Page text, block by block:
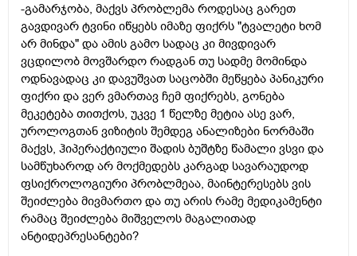
-გამარჯობა, მაქვს პრობლემა როდესაც გარეთ
გავდივარ ტვინი იწყებს იმაზე ფიქრს "ტვალეტი ხომ
არ მინდა" და ამის გამო სადაც კი მივდივარ
ვცდილობ მოვშარდო რადგან თუ სადმე მომინდა
ოდნავადაც კი დავუშვათ საცობში მეწყება პანიკური
ფიქრი და ვერ ვმართავ ჩემ ფიქრებს, გონება
მეკეტება თითქოს, უკვე 1 წელზე მეტია ასე ვარ,
უროლოგთან ვიზიტის შემდეგ ანალიზები ნორმაში
მაქვს, ჰიპერაქტიული შადის ბუშტზე წამალი ვსვი და
სამწუხაროდ არ მოქმედებს კარგად სავარაუდოდ
ფსიქროლოგიური პრობლმეაა, მაინტერესებს ვის
შეიძლება მივმართო და თუ არის რამე მედიკამენტი
რამაც შეიძლება მიშველოს მაგალითად
ანტიდეპრესანტები?